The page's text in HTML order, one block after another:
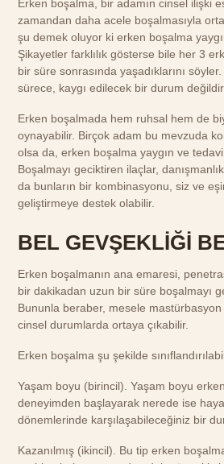
Erken boşalma, bir adamın cinsel ilişki
zamandan daha acele boşalmasıyla
şu demek oluyor ki erken boşalma
Şikayetler farklılık gösterse bile her 3
bir süre sonrasında yaşadıklarını
sürece, kaygı edilecek bir durum değildir.
Erken boşalmada hem ruhsal hem de
oynayabilir. Birçok adam bu mevzuda
olsa da, erken boşalma yaygın ve
Boşalmayı geciktiren ilaçlar,
da bunların bir kombinasyonu, siz ve
geliştirmeye destek olabilir.
BEL GEVŞEKLİĞİ
Erken boşalmanın ana emaresi,
bir dakikadan uzun bir süre boşalmayı
Bununla beraber, mesele mastürbasyon
cinsel durumlarda ortaya çıkabilir.
Erken boşalma şu şekilde
Yaşam boyu (birincil). Yaşam boyu
deneyimden başlayarak nerede ise
dönemlerinde karşılaşabileceğiniz bir
Kazanılmış (ikincil). Bu tip erken